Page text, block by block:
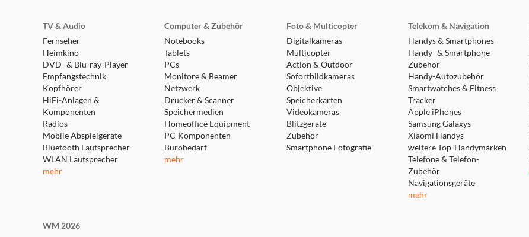
TV & Audio
Fernseher
Heimkino
DVD- & Blu-ray-Player
Empfangstechnik
Kopfhörer
HiFi-Anlagen &
Komponenten
Radios
Mobile Abspielgeräte
Bluetooth Lautsprecher
WLAN Lautsprecher
mehr
Computer & Zubehör
Notebooks
Tablets
PCs
Monitore & Beamer
Netzwerk
Drucker & Scanner
Speichermedien
Homeoffice Equipment
PC-Komponenten
Bürobedarf
mehr
Foto & Multicopter
Digitalkameras
Multicopter
Action & Outdoor
Sofortbildkameras
Objektive
Speicherkarten
Videokameras
Blitzgeräte
Zubehör
Smartphone Fotografie
Telekom & Navigation
Handys & Smartphones
Handy- & Smartphone-
Zubehör
Handy-Autozubehör
Smartwatches & Fitness
Tracker
Apple iPhones
Samsung Galaxys
Xiaomi Handys
weitere Top-Handymarken
Telefone & Telefon-
Zubehör
Navigationsgeräte
mehr
WM 2026